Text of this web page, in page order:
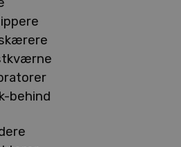
behind